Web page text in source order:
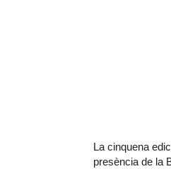
La cinquena
presència de la